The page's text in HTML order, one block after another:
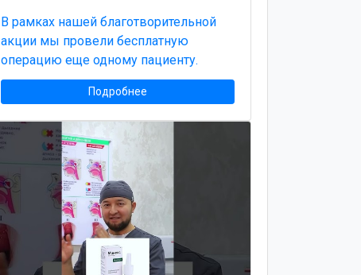
В рамках нашей благотворительной
акции мы провели бесплатную
операцию еще одному пациенту.
Подробнее